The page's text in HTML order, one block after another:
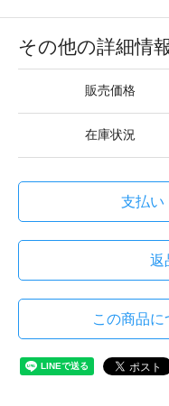
その他の詳細情
販売価格
在庫状況
支払い
返
この商品に